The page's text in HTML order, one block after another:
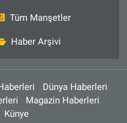
Tüm Manşetler
Haber Arşivi
Dünya Haberleri
Magazin Haberleri
Künye